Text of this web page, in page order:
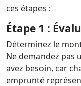
ces étapes :
Étape 1 :
Déterminez le
Ne demandez pas
avez besoin, car
emprunté